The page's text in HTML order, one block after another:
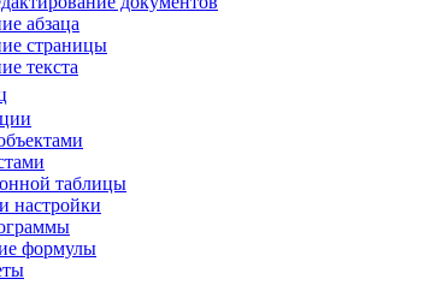
абзаца
страницы
текста
таблицы
настройки
формулы